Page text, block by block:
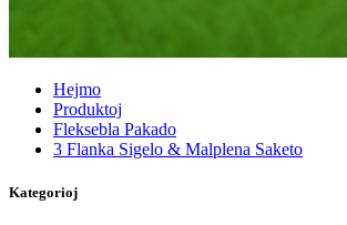
Hejmo
Produktoj
Fleksebla Pakado
3 Flanka Sigelo & Malplena Saketo
Kategorioj